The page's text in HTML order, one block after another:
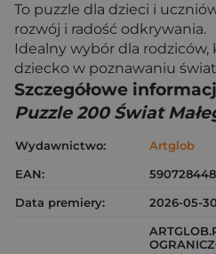
To puzzle dla dzieci i
rozwój i radość odkrywania.
Idealny wybór dla rodziców,
dziecko w poznawaniu
Szczegółowe
Puzzle 200 Świat
Wydawnictwo:
Artglob
EAN:
Data premiery:
2026-05-30